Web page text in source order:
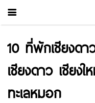
10 ที่พักเชียงดา
เชียงดาว เชียง
ทะเลหมอก